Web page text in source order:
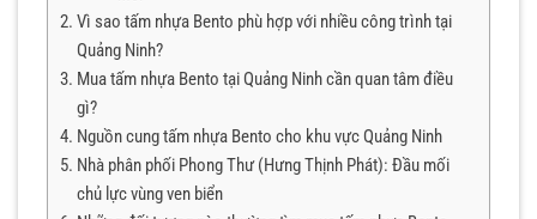
Vì sao tấm nhựa Bento phù hợp với nhiều công trình tại
Quảng Ninh?
Mua tấm nhựa Bento tại Quảng Ninh cần quan tâm điều
gì?
Nguồn cung tấm nhựa Bento cho khu vực Quảng Ninh
Nhà phân phối Phong Thư (Hưng Thịnh Phát): Đầu mối
chủ lực vùng ven biển